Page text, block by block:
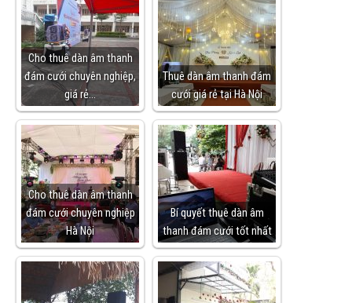
Cho thuê dàn âm thanh
đám cưới chuyên nghiệp,
giá rẻ…
Thuê dàn âm thanh đám
cưới giá rẻ tại Hà Nội
Cho thuê dàn âm thanh
đám cưới chuyên nghiệp
Hà Nội
Bí quyết thuê dàn âm
thanh đám cưới tốt nhất